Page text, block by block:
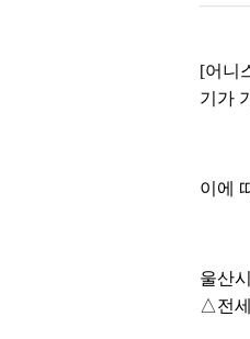
[어니
기가
이에
울산
△전